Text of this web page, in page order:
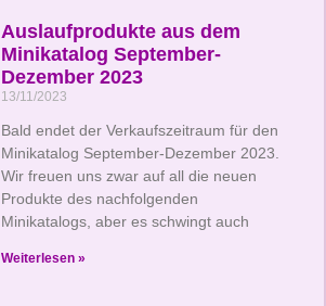
Auslaufprodukte aus dem
Minikatalog September-
Dezember 2023
13/11/2023
Bald endet der Verkaufszeitraum für den
Minikatalog September-Dezember 2023.
Wir freuen uns zwar auf all die neuen
Produkte des nachfolgenden
Minikatalogs, aber es schwingt auch
Weiterlesen »